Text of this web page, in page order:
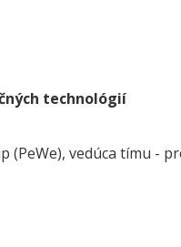
technológií
(PeWe), vedúca tímu -